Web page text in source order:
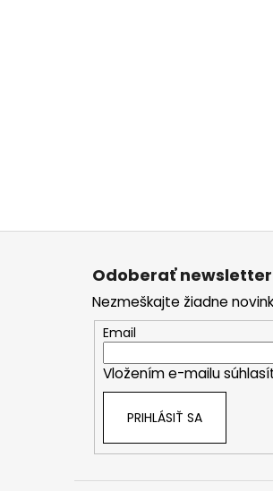
Z
Odoberať newsletter
Nezmeškajte žiadne
Email
Vložením e-mailu
PRIHLÁSIŤ SA